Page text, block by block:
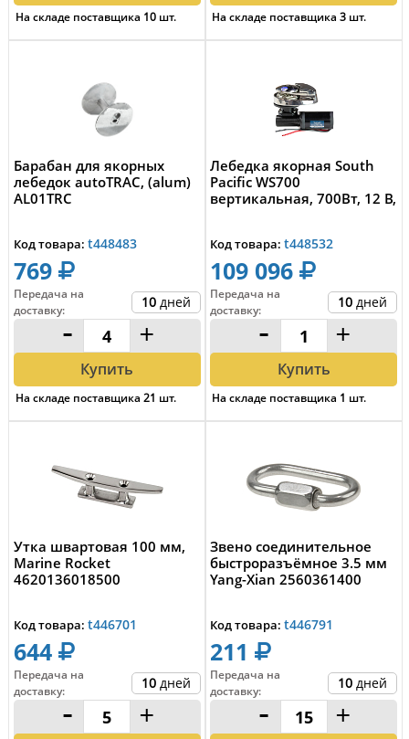
На складе поставщика 10 шт. На складе поставщика3 шт.
Барабан для якорных
лебедок autoTRAC, (alum)
AL01TRC
Код товара: t448483
769
Передача на
доставку: 10 дней
- +
Купить
На складе поставщика 21 шт.
Лебедка якорная South
Pacific WS700
вертикальная, 700Вт, 12 В,
Код товара: t448532
109 096
Передача на
доставку: 10 дней
- +
Купить
На складе поставщика 1 шт.
Утка швартовая 100 мм,
Marine Rocket
4620136018500
Код товара: t446701
644
Передача на
доставку: 10 дней
- +
Звено соединительное
быстроразъёмное 3.5 мм
Yang-Xian 2560361400
Код товара: t446791
211
Передача на
доставку: 10 дней
- +